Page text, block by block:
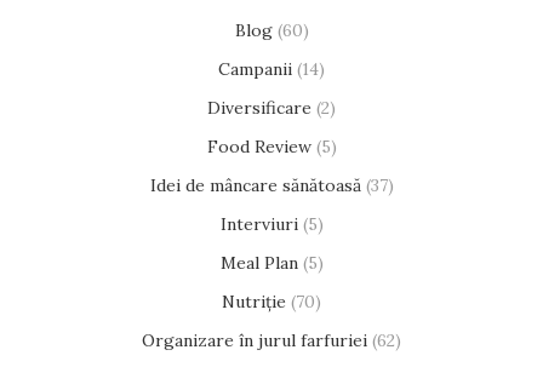
Blog(60)
Campanii (14)
Diversificare (2)
Food Review(5)
Idei de mâncare sănătoasă(37)
Interviuri(5)
Meal Plan(5)
Nutriție (70)
Organizare în jurul farfuriei (62)